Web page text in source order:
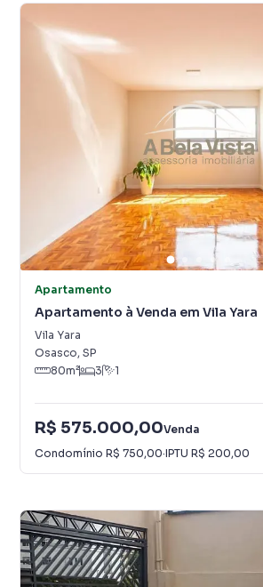
Apartamento
Apartamento à Venda em Vila Yara
Vila Yara
Osasco, SP
80m² 3 1
R$ 575.000,00Venda
Condomínio R$ 750,00·IPTU R$ 200,00